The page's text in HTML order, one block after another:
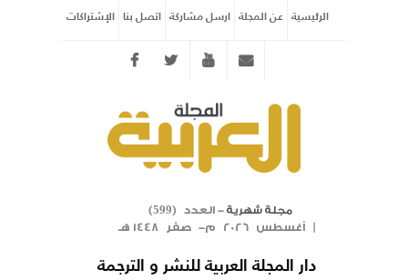
الرئيسية عن المجلة ارسل مشاركة اتصل بنا الإشتراكات
Twitter youtube
مجلة شهرية- العدد ( 599
)
| أغسطس 2026 م- صفر 1448 هـ
دار المجلة العربية للنشر و الترجمة